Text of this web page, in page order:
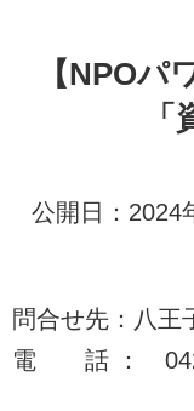
【NPOパ
公開日：
問合せ先：八王
電 話 ：